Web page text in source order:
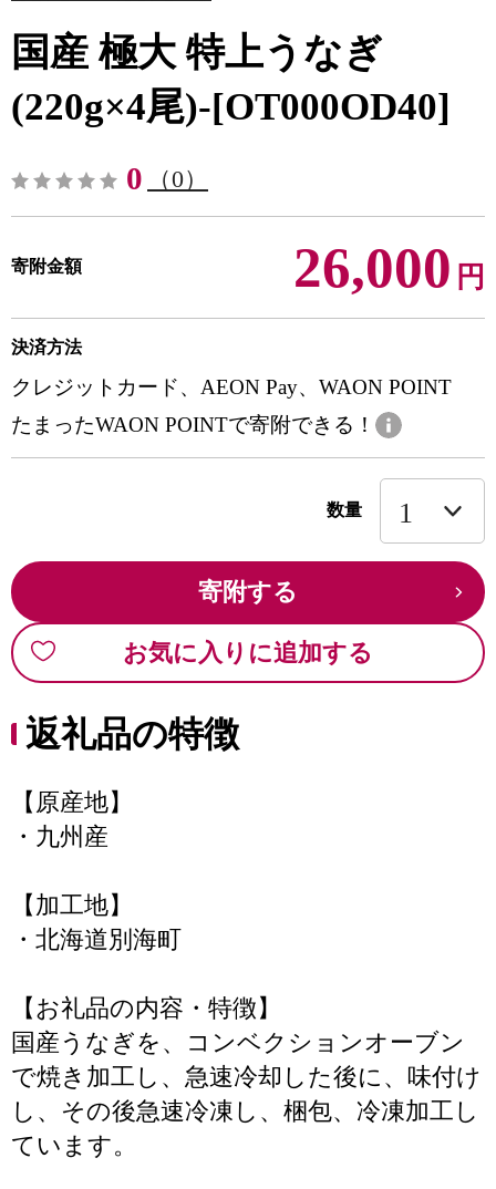
国産 極大 特上うなぎ
(220g×4尾)-[OT000OD40]
0 （0）
寄附金額 26,000 円
決済方法
クレジットカード、AEON Pay、WAON POINT
たまったWAON POINTで寄附できる！
数量
寄附する
お気に入りに追加する
返礼品の特徴
【原産地】
・九州産
【加工地】
・北海道別海町
【お礼品の内容・特徴】
国産うなぎを、コンベクションオーブン
で焼き加工し、急速冷却した後に、味付け
し、その後急速冷凍し、梱包、冷凍加工し
ています。